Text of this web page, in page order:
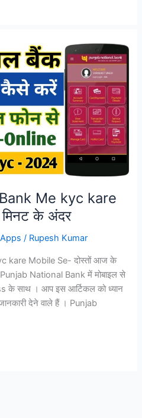
Me kyc kare
के अंदर
/ Rupesh Kumar
kare Mobile Se- दोस्तों आज के
National Bank में मोबाइल से
साथ । आप इस आर्टिकल को ध्यान
देने वाले हैं । Punjab